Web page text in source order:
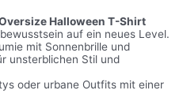
Halloween T-Shirt
auf ein neues Level.
mit Sonnenbrille und
unsterblichen Stil und
oder urbane Outfits mit einer